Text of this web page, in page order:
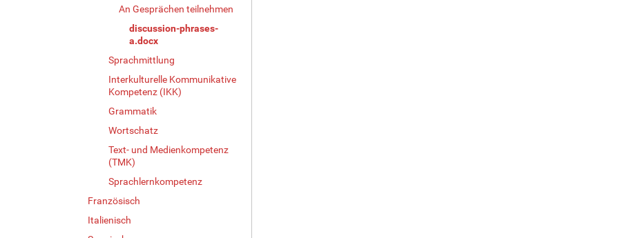
An Gesprächen teilnehmen
discussion-phrases-
a.docx
Sprachmittlung
Interkulturelle Kommunikative
Kompetenz (IKK)
Grammatik
Wortschatz
Text- und Medienkompetenz
(TMK)
Sprachlernkompetenz
Französisch
Italienisch